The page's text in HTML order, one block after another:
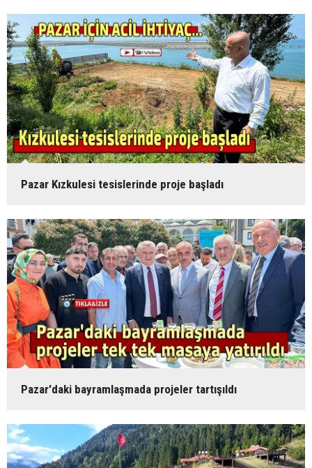
Pazar Kızkulesi tesislerinde proje başladı
Pazar'daki bayramlaşmada projeler tartışıldı